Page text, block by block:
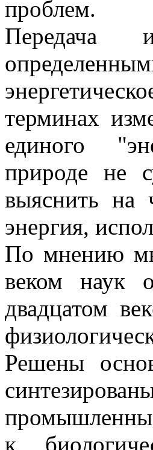
проблем.
Передача
терминах
единого
природе не
выяснить на
энергия,
По мнению
веком наук
двадцатом
Решены
к